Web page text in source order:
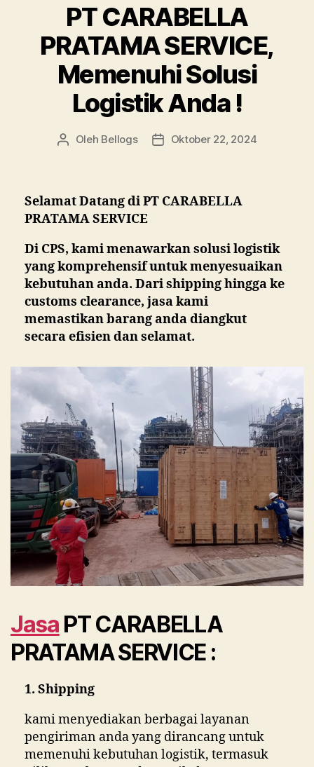
PT CARABELLA
PRATAMA SERVICE,
Memenuhi Solusi
Logistik Anda !
Penulis
Oleh Bellogs
Tanggal
Oktober 22, 2024
Selamat Datang di PT CARABELLA
PRATAMA SERVICE
Di CPS, kami menawarkan solusi logistik
yang komprehensif untuk menyesuaikan
kebutuhan anda. Dari shipping hingga ke
customs clearance, jasa kami
memastikan barang anda diangkut
secara efisien dan selamat.
Jasa PT CARABELLA
PRATAMA SERVICE :
1. Shipping
kami menyediakan berbagai layanan
pengiriman anda yang dirancang untuk
memenuhi kebutuhan logistik, termasuk